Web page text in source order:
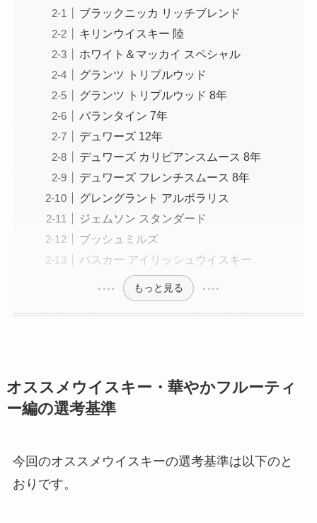
ブラックニッカ リッチブレンド
キリンウイスキー 陸
ホワイト＆マッカイ スペシャル
グランツ トリプルウッド
グランツ トリプルウッド 8年
バランタイン 7年
デュワーズ 12年
デュワーズ カリビアンスムース 8年
デュワーズ フレンチスムース 8年
グレングラント アルボラリス
ジェムソン スタンダード
ブッシュミルズ
バスカー アイリッシュウイスキー
もっと見る
オススメウイスキー・華やかフルーティ
ー編の選考基準
今回のオススメウイスキーの選考基準は以下のと
おりです。